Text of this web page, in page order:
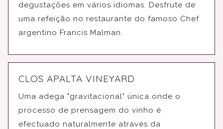
degustações em vários idiomas. Desfrute de
uma refeição no restaurante do famoso Chef
argentino Francis Malman.
CLOS APALTA VINEYARD
Uma adega "gravitacional" única onde o
processo de prensagem do vinho é
efectuado naturalmente através da